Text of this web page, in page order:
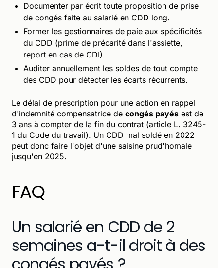
Documenter par écrit toute proposition de prise
de congés faite au salarié en CDD long.
Former les gestionnaires de paie aux spécificités
du CDD (prime de précarité dans l'assiette,
report en cas de CDI).
Auditer annuellement les soldes de tout compte
des CDD pour détecter les écarts récurrents.
Le délai de prescription pour une action en rappel
d'indemnité compensatrice de congés payés est de
3 ans à compter de la fin du contrat (article L. 3245-
1 du Code du travail). Un CDD mal soldé en 2022
peut donc faire l'objet d'une saisine prud'homale
jusqu'en 2025.
FAQ
Un salarié en CDD de 2
semaines a-t-il droit à des